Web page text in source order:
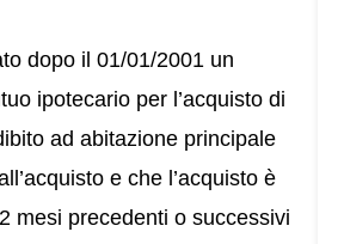
dopo il 01/01/2001 un
ipotecario per l’acquisto di
ad abitazione principale
e che l’acquisto è
mesi precedenti o successivi